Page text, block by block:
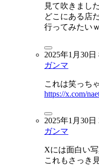
見て吹きまし
どこにある店
行ってみたいｗ
2025年1月30日
ガンマ
これは笑っち
https://x.com/
2025年1月30日
ガンマ
Xには面白い
これもさっき